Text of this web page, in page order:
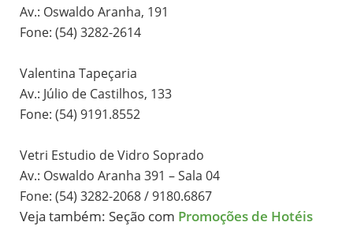
Av.: Oswaldo Aranha, 191
Fone: (54) 3282-2614
Valentina Tapeçaria
Av.: Júlio de Castilhos, 133
Fone: (54) 9191.8552
Vetri Estudio de Vidro Soprado
Av.: Oswaldo Aranha 391 – Sala 04
Fone: (54) 3282-2068 / 9180.6867
Veja também: Seção com Promoções de Hotéis